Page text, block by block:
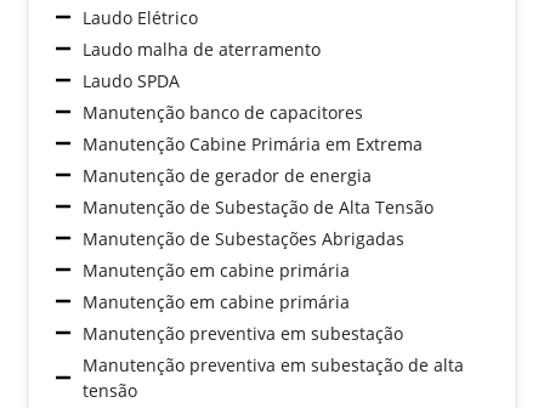
Laudo Elétrico
Laudo malha de aterramento
Laudo SPDA
Manutenção banco de capacitores
Manutenção Cabine Primária em Extrema
Manutenção de gerador de energia
Manutenção de Subestação de Alta Tensão
Manutenção de Subestações Abrigadas
Manutenção em cabine primária
Manutenção em cabine primária
Manutenção preventiva em subestação
Manutenção preventiva em subestação de alta
tensão